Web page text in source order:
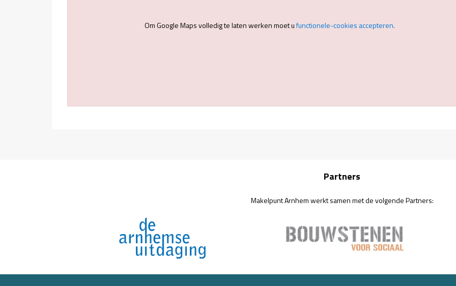
Om Google Maps volledig te laten werken moet ufunctionele-cookies accepteren.
Partners
Makelpunt Arnhem werkt samen met de volgende Partners: